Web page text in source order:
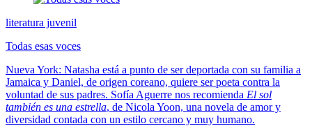
literatura juvenil
Todas esas voces
Nueva York: Natasha está a punto de ser deportada con su familia a
Jamaica y Daniel, de origen coreano, quiere ser poeta contra la
voluntad de sus padres. Sofía Aguerre nos recomienda El sol
también es una estrella, de Nicola Yoon, una novela de amor y
diversidad contada con un estilo cercano y muy humano.